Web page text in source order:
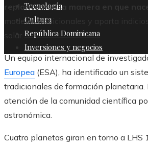
Tecnología
Cultura
República Dominicana
Inversiones y negocios
replantearse la manera en que
modelos tradicionales y aporta
solar.
Un equipo internacional de
Europea (ESA), ha identificado un
tradicionales de formación
atención de la comunidad científica
astronómica.
Cuatro planetas giran en torno a LHS